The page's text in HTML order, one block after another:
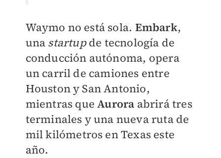
Waymo no está sola. Embark,
una startupde tecnología de
conducción autónoma, opera
un carril de camiones entre
Houston y San Antonio,
mientras queAurora abrirá tres
terminales y una nueva ruta de
mil kilómetros en Texas este
año.